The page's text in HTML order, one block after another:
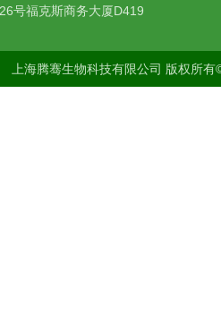
号福克斯商务大厦D419
上海腾骞生物科技有限公司 版权所